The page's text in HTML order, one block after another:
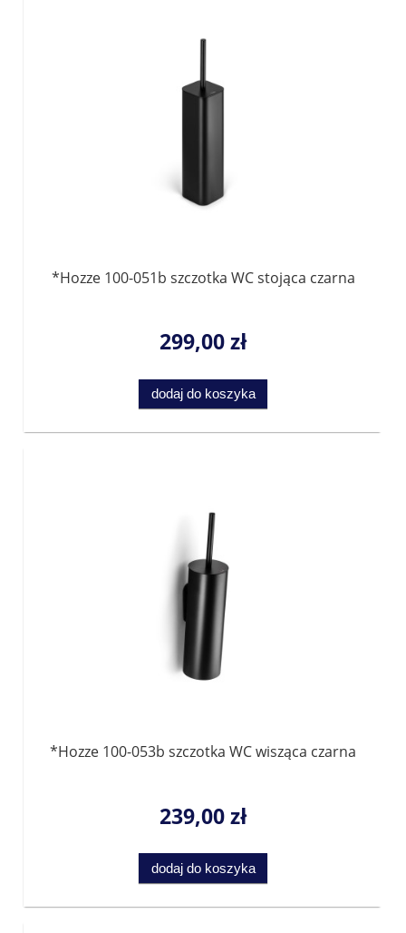
*Hozze 100-051b szczotka WC stojąca czarna
299,00 zł
dodaj do koszyka
*Hozze 100-053b szczotka WC wisząca czarna
239,00 zł
dodaj do koszyka